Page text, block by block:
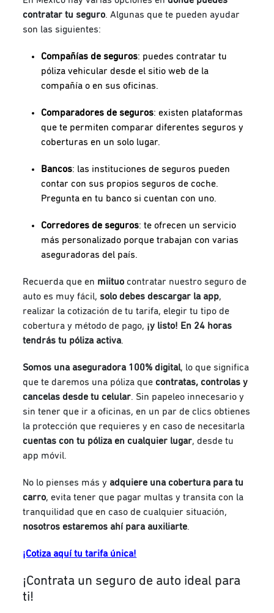
contratar tu seguro. Algunas que te pueden ayudar
son las siguientes:
Compañías de seguros: puedes contratar tu
póliza vehicular desde el sitio web de la
compañía o en sus oficinas.
Comparadores de seguros: existen plataformas
que te permiten comparar diferentes seguros y
coberturas en un solo lugar.
Bancos: las instituciones de seguros pueden
contar con sus propios seguros de coche.
Pregunta en tu banco si cuentan con uno.
Corredores de seguros: te ofrecen un servicio
más personalizado porque trabajan con varias
aseguradoras del país.
Recuerda que en miituo contratar nuestro seguro de
auto es muy fácil,solo debes descargar la app,
realizar la cotización de tu tarifa, elegir tu tipo de
cobertura y método de pago, ¡y listo! En 24 horas
tendrás tu póliza activa.
Somos una aseguradora 100% digital, lo que significa
que te daremos una póliza quecontratas, controlas y
cancelas desde tu celular. Sin papeleo innecesario y
sin tener que ir a oficinas, en un par de clics obtienes
la protección que requieres y en caso de necesitarla
cuentas con tu póliza en cualquier lugar, desde tu
app móvil.
No lo pienses más y adquiere una cobertura para tu
carro, evita tener que pagar multas y transita con la
tranquilidad que en caso de cualquier situación,
nosotros estaremos ahí para auxiliarte.
¡Cotiza aquí tu tarifa única!
¡Contrata un seguro de auto ideal para
ti!